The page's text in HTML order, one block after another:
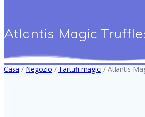
Atlantis Magic
Casa / Negozio / Tartufi magici / Atlantis